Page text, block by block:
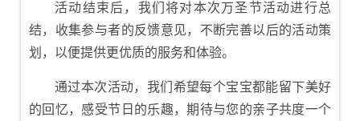
活动结束后，我们将对本次万圣节活动进行总
结，收集参与者的反馈意见，不断完善以后的活动策
划，以便提供更优质的服务和体验。
通过本次活动，我们希望每个宝宝都能留下美好
的回忆，感受节日的乐趣，期待与您的亲子共度一个